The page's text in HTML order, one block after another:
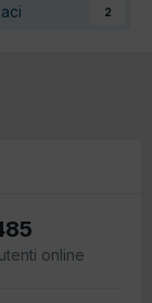
2
online